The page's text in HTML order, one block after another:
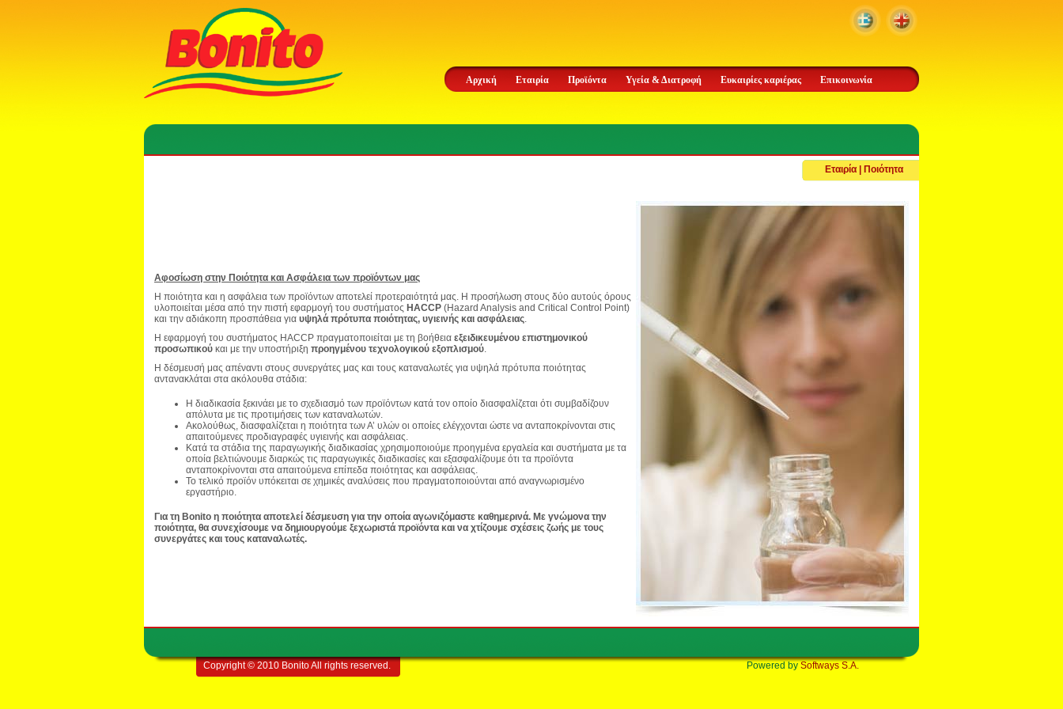
Αρχική Εταιρία Προϊόντα Υγεία & Διατροφή Ευκαιρίες καριέρας Επικοινωνία
Εταιρία | Ποιότητα
Αφοσίωση στην Ποιότητα και Ασφάλεια των προϊόντων μας
Η ποιότητα και η ασφάλεια των προϊόντων αποτελεί προτεραιότητά μας. Η προσήλωση στους δύο αυτούς όρους
υλοποιείται μέσα από την πιστή εφαρμογή του συστήματος HACCP (Hazard Analysis and Critical Control Point)
και την αδιάκοπη προσπάθεια για υψηλά πρότυπα ποιότητας, υγιεινής και ασφάλειας.
Η εφαρμογή του συστήματος HACCP πραγματοποιείται με τη βοήθεια εξειδικευμένου επιστημονικού
προσωπικού και με την υποστήριξη προηγμένου τεχνολογικού εξοπλισμού.
Η δέσμευσή μας απέναντι στους συνεργάτες μας και τους καταναλωτές για υψηλά πρότυπα ποιότητας
αντανακλάται στα ακόλουθα στάδια:
Η διαδικασία ξεκινάει με το σχεδιασμό των προϊόντων κατά τον οποίο διασφαλίζεται ότι συμβαδίζουν
απόλυτα με τις προτιμήσεις των καταναλωτών.
Ακολούθως, διασφαλίζεται η ποιότητα των Α’ υλών οι οποίες ελέγχονται ώστε να ανταποκρίνονται στις
απαιτούμενες προδιαγραφές υγιεινής και ασφάλειας.
Κατά τα στάδια της παραγωγικής διαδικασίας χρησιμοποιούμε προηγμένα εργαλεία και συστήματα με τα
οποία βελτιώνουμε διαρκώς τις παραγωγικές διαδικασίες και εξασφαλίζουμε ότι τα προϊόντα
ανταποκρίνονται στα απαιτούμενα επίπεδα ποιότητας και ασφάλειας.
Το τελικό προϊόν υπόκειται σε χημικές αναλύσεις που πραγματοποιούνται από αναγνωρισμένο
εργαστήριο.
Για τη Bonito η ποιότητα αποτελεί δέσμευση για την οποία αγωνιζόμαστε καθημερινά. Με γνώμονα την
ποιότητα, θα συνεχίσουμε να δημιουργούμε ξεχωριστά προϊόντα και να χτίζουμε σχέσεις ζωής με τους
συνεργάτες και τους καταναλωτές.
Copyright © 2010 Bonito All rights reserved. Powered by Softways S.A.